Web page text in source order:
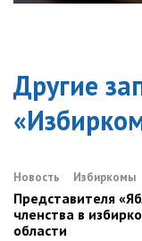
Другие
«
Новость Избиркомы
Представителя
членства в
области